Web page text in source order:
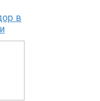
в